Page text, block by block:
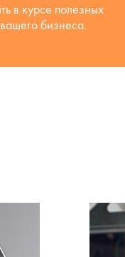
в курсе полезных
бизнеса.